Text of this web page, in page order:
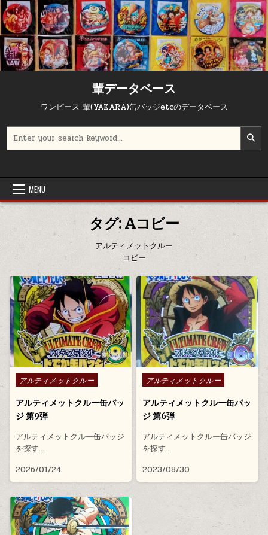
Skip to content
輩データベース
ワンピース 輩(YAKARA)缶バッジetcのデータベース
MENU
タグ:Aコビー
アルティメットクルー
コビー
Posted in
アルティメットクルー
アルティメットクルー缶バッ
ジ 第9弾
アルティメットクルー缶バッジ
を探す…
2026/01/24
Posted in
アルティメットクルー
アルティメットクルー缶バッ
ジ 第6弾
アルティメットクルー缶バッジ
を探す…
2023/08/30